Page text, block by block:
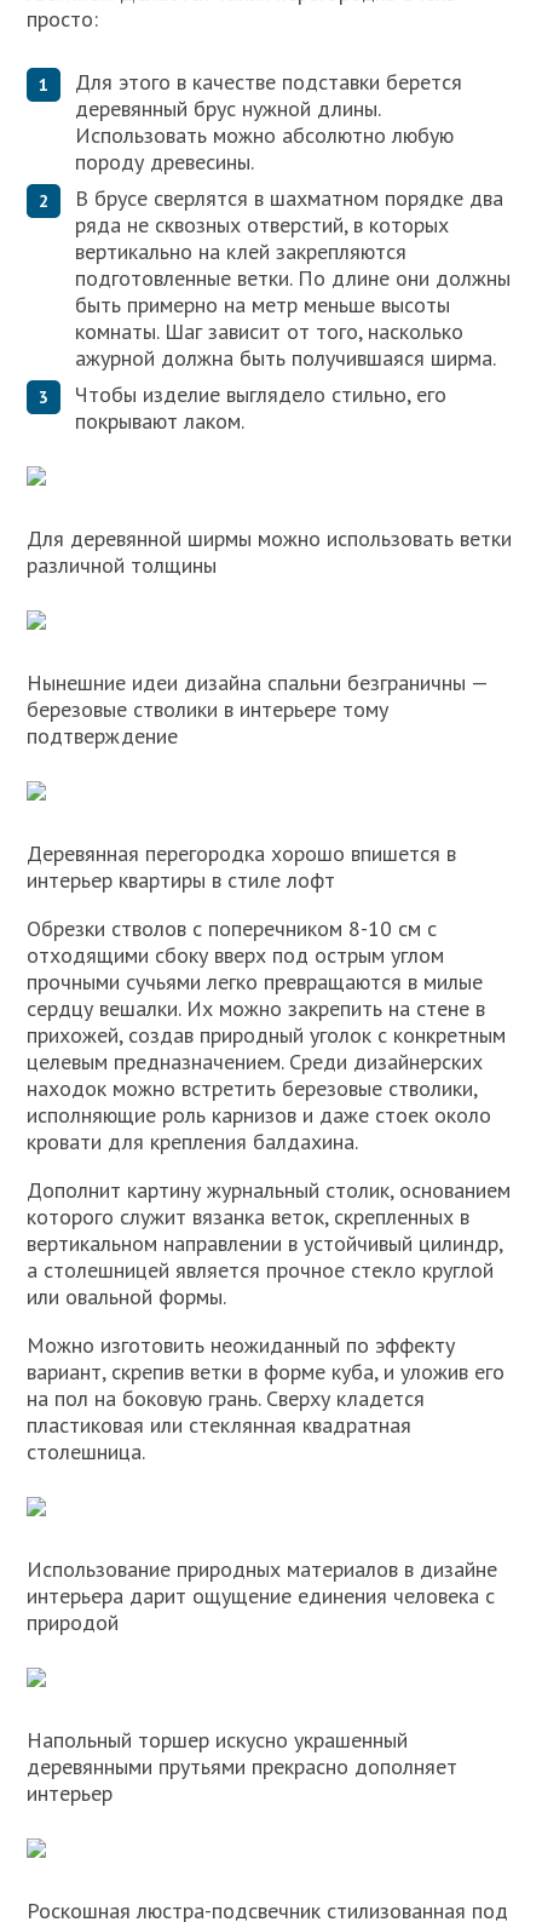
просто:
Для этого в качестве подставки берется
деревянный брус нужной длины.
Использовать можно абсолютно любую
породу древесины.
В брусе сверлятся в шахматном порядке два
ряда не сквозных отверстий, в которых
вертикально на клей закрепляются
подготовленные ветки. По длине они должны
быть примерно на метр меньше высоты
комнаты. Шаг зависит от того, насколько
ажурной должна быть получившаяся ширма.
Чтобы изделие выглядело стильно, его
покрывают лаком.
Для деревянной ширмы можно использовать ветки
различной толщины
Нынешние идеи дизайна спальни безграничны —
березовые стволики в интерьере тому
подтверждение
Деревянная перегородка хорошо впишется в
интерьер квартиры в стиле лофт
Обрезки стволов с поперечником 8-10 см с
отходящими сбоку вверх под острым углом
прочными сучьями легко превращаются в милые
сердцу вешалки. Их можно закрепить на стене в
прихожей, создав природный уголок с конкретным
целевым предназначением. Среди дизайнерских
находок можно встретить березовые стволики,
исполняющие роль карнизов и даже стоек около
кровати для крепления балдахина.
Дополнит картину журнальный столик, основанием
которого служит вязанка веток, скрепленных в
вертикальном направлении в устойчивый цилиндр,
а столешницей является прочное стекло круглой
или овальной формы.
Можно изготовить неожиданный по эффекту
вариант, скрепив ветки в форме куба, и уложив его
на пол на боковую грань. Сверху кладется
пластиковая или стеклянная квадратная
столешница.
Использование природных материалов в дизайне
интерьера дарит ощущение единения человека с
природой
Напольный торшер искусно украшенный
деревянными прутьями прекрасно дополняет
интерьер
Роскошная люстра-подсвечник стилизованная под